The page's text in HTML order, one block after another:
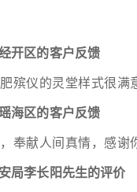
开区的客户反馈
殡仪的灵堂样式很满
海区的客户反馈
奉献人间真情，感
局李长阳先生的评价